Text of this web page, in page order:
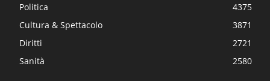
Politica
4375
Cultura & Spettacolo
3871
Diritti
2721
Sanità
2580